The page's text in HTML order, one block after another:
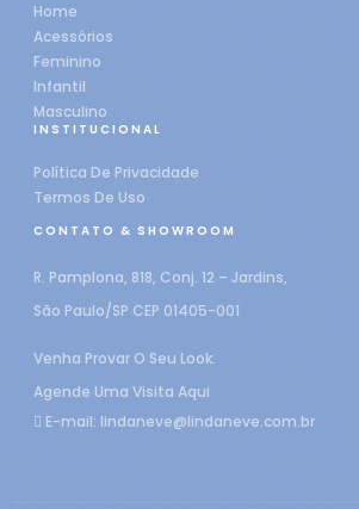
Home
Acessórios
Feminino
Infantil
Masculino
INSTITUCIONAL
Política De Privacidade
Termos De Uso
CONTATO & SHOWROOM
R. Pamplona, 818, Conj. 12 – Jardins,
São Paulo/SP CEP 01405-001
Venha Provar O Seu Look.
Agende Uma Visita Aqui
E-mail: lindaneve@lindaneve.com.br